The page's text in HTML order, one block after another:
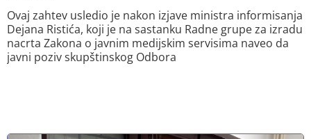
Ovaj zahtev usledio je nakon izjave ministra informisanja
Dejana Ristića, koji je na sastanku Radne grupe za izradu
nacrta Zakona o javnim medijskim servisima naveo da
javni poziv skupštinskog Odbora